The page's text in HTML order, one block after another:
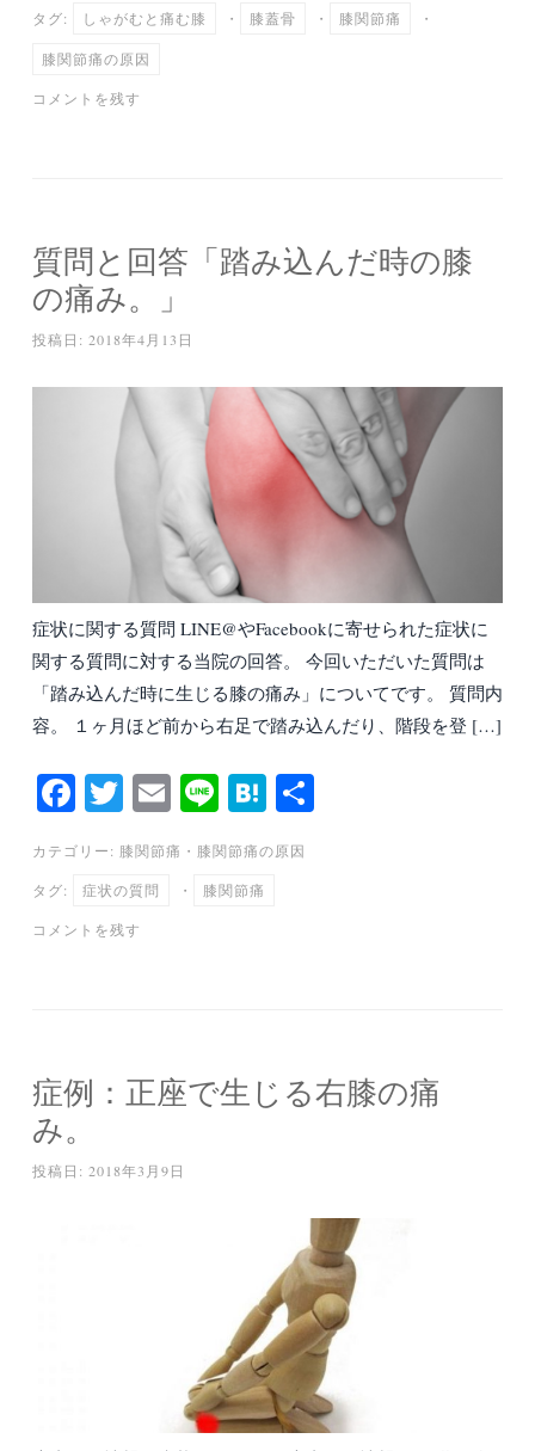
ok r a
タグ: しゃがむと痛む膝 ・ 膝蓋骨 ・ 膝関節痛 ・
膝関節痛の原因
コメントを残す
質問と回答「踏み込んだ時の膝
の痛み。」
投稿日: 2018年4月13日
症状に関する質問 LINE@やFacebookに寄せられた症状に
関する質問に対する当院の回答。 今回いただいた質問は
「踏み込んだ時に生じる膝の痛み」についてです。 質問内
容。 １ヶ月ほど前から右足で踏み込んだり、階段を登 […]
Fa
ce
bo
ok
T
wi
tte
r
E
m
ail
Li
ne
H
at
en
カテゴリー: 膝関節痛 ・ 膝関節痛の原因
タグ: 症状の質問 ・ 膝関節痛
コメントを残す
症例：正座で生じる右膝の痛
み。
投稿日: 2018年3月9日